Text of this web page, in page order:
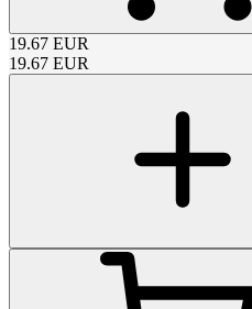
19.67 EUR
19.67 EUR